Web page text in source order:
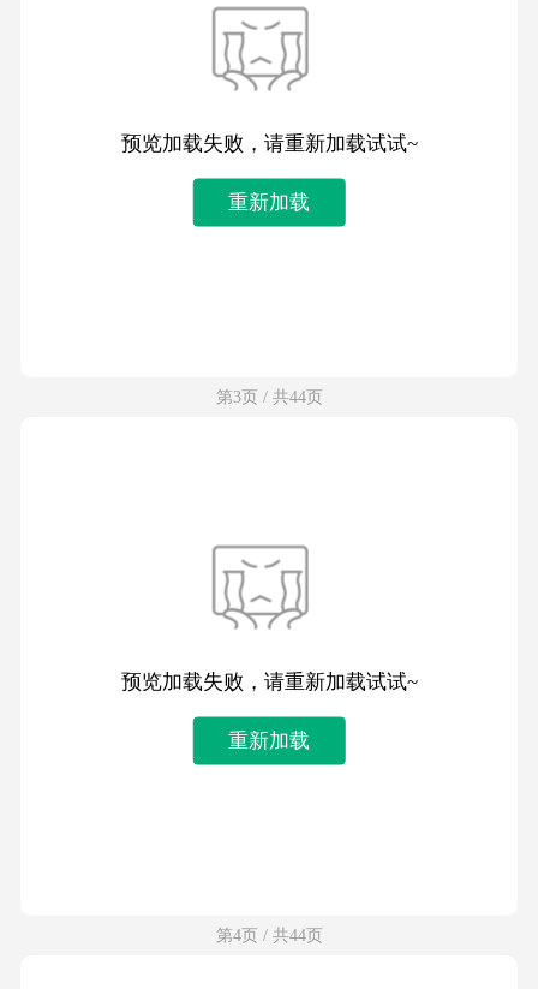
预览加载失败，请重新加载试试~
重新加载
第3页 / 共44页
预览加载失败，请重新加载试试~
重新加载
第4页 / 共44页